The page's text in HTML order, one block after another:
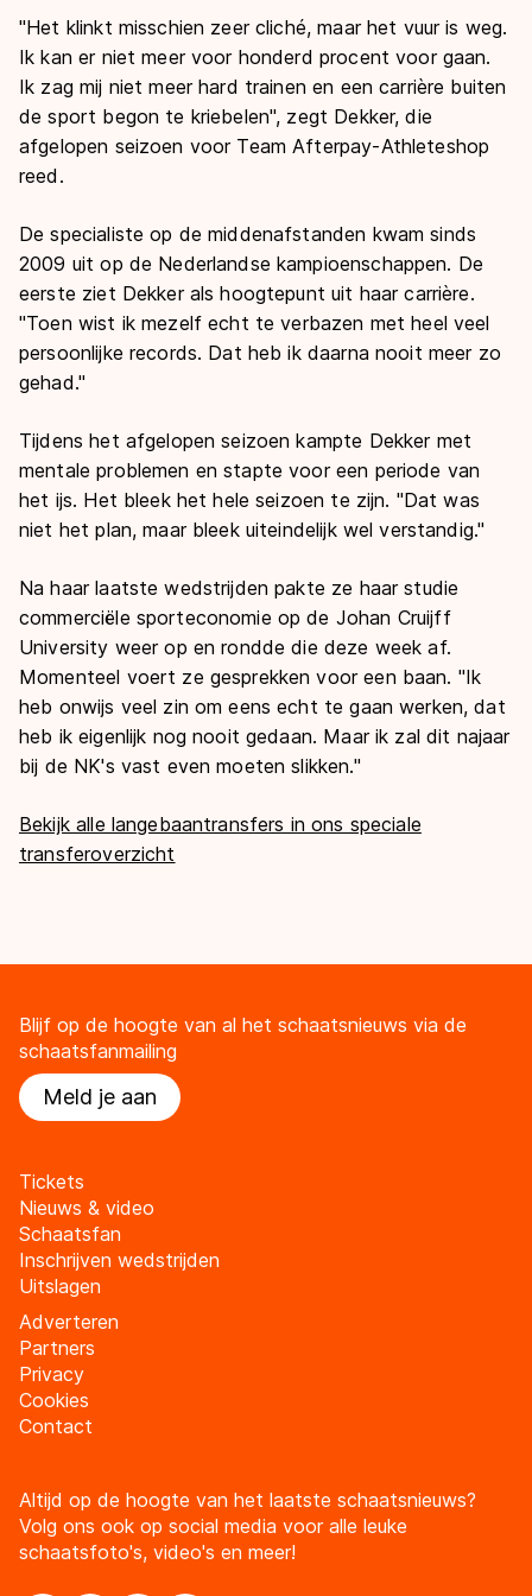
"Het klinkt misschien zeer cliché, maar het vuur is weg.
Ik kan er niet meer voor honderd procent voor gaan.
Ik zag mij niet meer hard trainen en een carrière buiten
de sport begon te kriebelen", zegt Dekker, die
afgelopen seizoen voor Team Afterpay-Athleteshop
reed.
De specialiste op de middenafstanden kwam sinds
2009 uit op de Nederlandse kampioenschappen. De
eerste ziet Dekker als hoogtepunt uit haar carrière.
"Toen wist ik mezelf echt te verbazen met heel veel
persoonlijke records. Dat heb ik daarna nooit meer zo
gehad."
Tijdens het afgelopen seizoen kampte Dekker met
mentale problemen en stapte voor een periode van
het ijs. Het bleek het hele seizoen te zijn. "Dat was
niet het plan, maar bleek uiteindelijk wel verstandig."
Na haar laatste wedstrijden pakte ze haar studie
commerciële sporteconomie op de Johan Cruijff
University weer op en rondde die deze week af.
Momenteel voert ze gesprekken voor een baan. "Ik
heb onwijs veel zin om eens echt te gaan werken, dat
heb ik eigenlijk nog nooit gedaan. Maar ik zal dit najaar
bij de NK's vast even moeten slikken."
Bekijk alle langebaantransfers in ons speciale
transferoverzicht
Blijf op de hoogte van al het schaatsnieuws via de
schaatsfanmailing
Meld je aan
Tickets
Nieuws & video
Schaatsfan
Inschrijven wedstrijden
Uitslagen
Adverteren
Partners
Privacy
Cookies
Contact
Altijd op de hoogte van het laatste schaatsnieuws?
Volg ons ook op social media voor alle leuke
schaatsfoto's, video's en meer!